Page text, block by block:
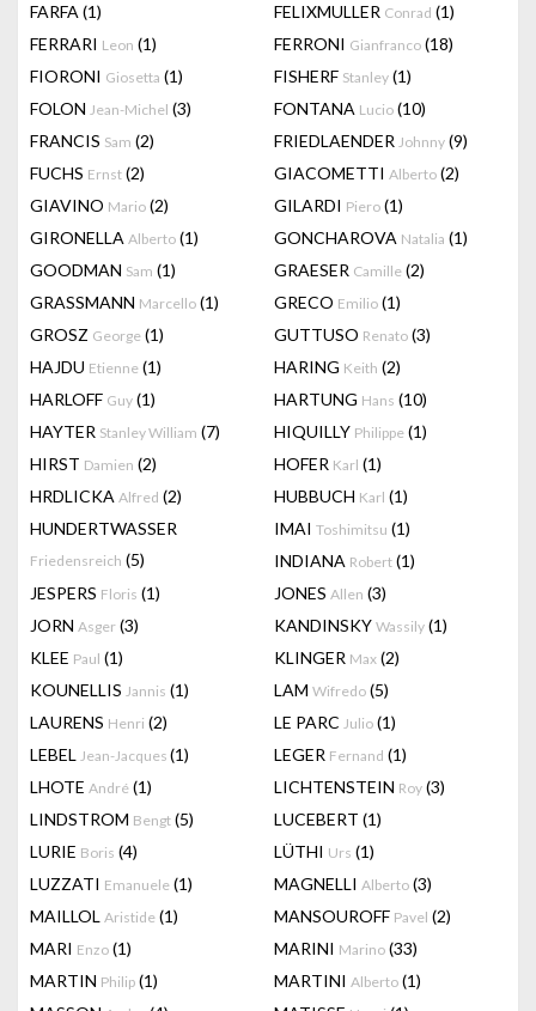
FARFA (1) FELIXMULLER Conrad (1)
FERRARI Leon (1) FERRONI Gianfranco (18)
FIORONI Giosetta (1) FISHERF Stanley (1)
FOLON Jean-Michel (3) FONTANA Lucio (10)
FRANCIS Sam (2) FRIEDLAENDER Johnny (9)
FUCHS Ernst (2) GIACOMETTI Alberto (2)
GIAVINO Mario (2) GILARDI Piero (1)
GIRONELLA Alberto (1) GONCHAROVA Natalia (1)
GOODMAN Sam (1) GRAESER Camille (2)
GRASSMANN Marcello (1) GRECO Emilio (1)
GROSZ George (1) GUTTUSO Renato (3)
HAJDU Etienne (1) HARING Keith (2)
HARLOFF Guy (1) HARTUNG Hans (10)
HAYTER Stanley William (7) HIQUILLY Philippe (1)
HIRST Damien (2) HOFER Karl (1)
HRDLICKA Alfred (2) HUBBUCH Karl (1)
HUNDERTWASSER
Friedensreich (5)
IMAI Toshimitsu (1)
INDIANA Robert (1)
JESPERS Floris (1) JONES Allen (3)
JORN Asger (3) KANDINSKY Wassily (1)
KLEE Paul (1) KLINGER Max (2)
KOUNELLIS Jannis (1) LAM Wifredo (5)
LAURENS Henri (2) LE PARC Julio (1)
LEBEL Jean-Jacques (1) LEGER Fernand (1)
LHOTE André (1) LICHTENSTEIN Roy (3)
LINDSTROM Bengt (5) LUCEBERT (1)
LURIE Boris (4) LÜTHI Urs (1)
LUZZATI Emanuele (1) MAGNELLI Alberto (3)
MAILLOL Aristide (1) MANSOUROFF Pavel (2)
MARI Enzo (1) MARINI Marino (33)
MARTIN Philip (1) MARTINI Alberto (1)